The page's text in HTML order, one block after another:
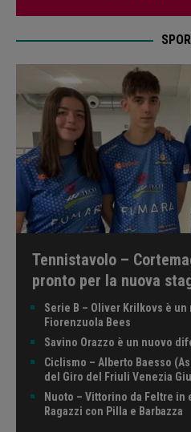
Tennistavolo –
pronto per la nuova
Serie B – Oliver Krilkovs è
Fiorenzuola Bees
Savino Orazzo è un nuovo
Ciclismo – Alberto Baesso
del Giro del Friuli Venezia
Nuoto – Vittorino da Feltre
Ragazzi con Pilla e Barbazza